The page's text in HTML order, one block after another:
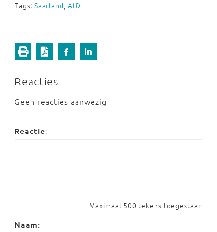
Tags: Saarland, AfD
Reacties
Geen reacties aanwezig
Reactie:
Maximaal 500 tekens toegestaan
Naam: